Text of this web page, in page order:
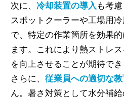
次に、 冷却装置の導入 も考
スポットクーラーや工場用
で、特定の作業箇所を効果
ます。これにより熱ストレ
を向上させることが期待でき
さらに、 従業員への適切な
ん。暑さ対策として水分補給